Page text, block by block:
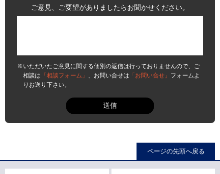
ご意見、ご要望がありましたらお聞かせください。
※いただいたご意見に関する個別の返信は行っておりませんので、ご
相談は 「相談フォーム」 、お問い合せは 「お問い合せ」 フォームよ
りお送り下さい。
ページの先頭へ戻る